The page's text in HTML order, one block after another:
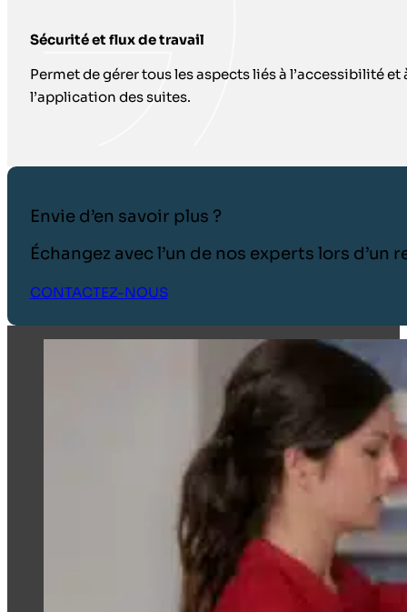
Sécurité et flux de travail
Permet de gérer tous les aspects liés à l’accessibilité
l’application des suites.
Envie d’en savoir plus ?
Échangez avec l’un de nos experts lors
CONTACTEZ-NOUS